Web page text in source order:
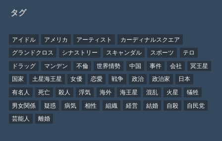
タグ
アイドル アメリカ アーティスト
カーディナルスクエア
グランドクロス
シナストリー スキャンダル スポーツ
テロ
ドラッグ
マンデン 不倫 世界情勢 中国 事件 会社
冥王星
国家
土星海王星 女優 恋愛 戦争 政治 政治家
日本
有名人
死亡 殺人 浮気 海外 海王星 混乱 火星
犠牲
男女関係
疑惑 病気 相性 組織 経営 結婚 自殺
自民党
芸能人
離婚